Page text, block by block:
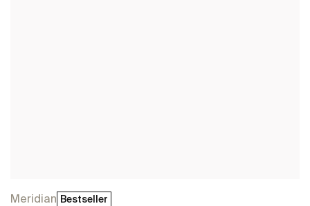
Meridian Bestseller